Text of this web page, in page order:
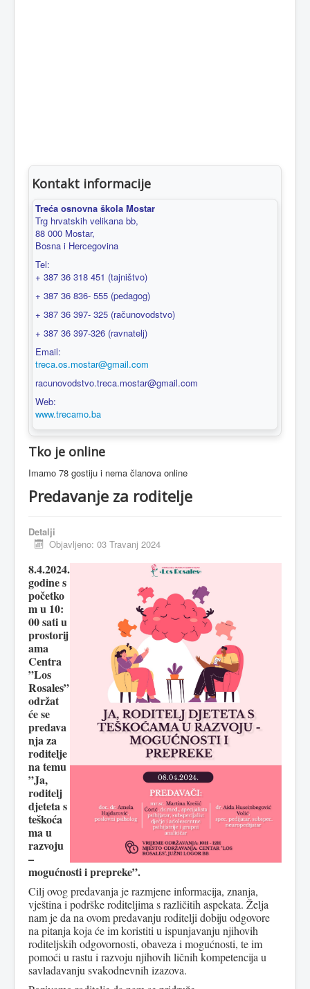
Kontakt informacije
Treća osnovna škola Mostar
Trg hrvatskih velikana bb,
88 000 Mostar,
Bosna i Hercegovina
Tel:
+ 387 36 318 451 (tajništvo)
+ 387 36 836- 555 (pedagog)
+ 387 36 397- 325 (računovodstvo)
+ 387 36 397-326 (ravnatelj)
Email:
treca.os.mostar@gmail.com
racunovodstvo.treca.mostar@gmail.com
Web:
www.trecamo.ba
Tko je online
Imamo 78 gostiju i nema članova online
Predavanje za roditelje
Detalji
Objavljeno: 03 Travanj 2024
8.4.2024.
godine s
početko
m u 10:
00 sati u
prostorij
ama
Centra
”Los
Rosales”
održat
će se
predava
nja za
roditelje
na temu
”Ja,
roditelj
djeteta s
teškoća
ma u
razvoju
–
mogućnosti i prepreke”.
Cilj ovog predavanja je razmjene informacija, znanja,
vještina i podrške roditeljima s različitih aspekata. Želja
nam je da na ovom predavanju roditelji dobiju odgovore
na pitanja koja će im koristiti u ispunjavanju njihovih
roditeljskih odgovornosti, obaveza i mogućnosti, te im
pomoći u rastu i razvoju njihovih ličnih kompetencija u
savladavanju svakodnevnih izazova.